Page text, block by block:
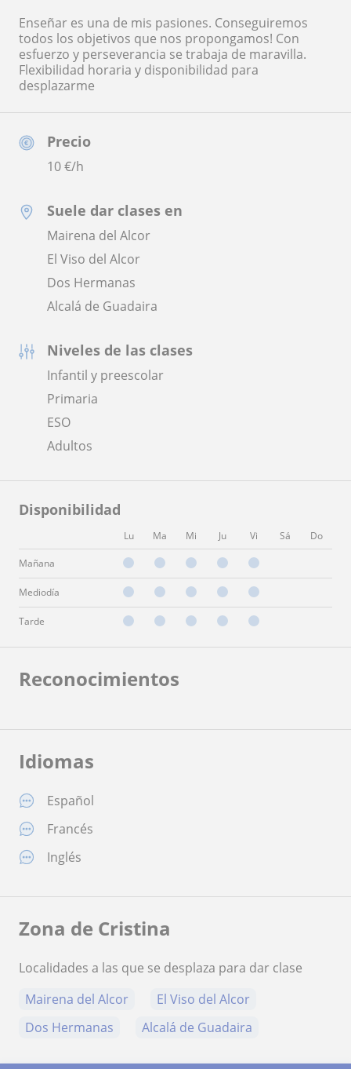
Precio
10€/h
Suele dar clases en
Mairena del Alcor
El Viso del Alcor
Dos Hermanas
Alcalá de Guadaira
Niveles de las clases
Infantil y preescolar
Primaria
ESO
Adultos
Disponibilidad
Lu Ma Mi Ju Vi Sá Do
Mañana
Mediodía
Tarde
Enseñar es una de mis pasiones. Conseguiremos
todos los objetivos que nos propongamos! Con
esfuerzo y perseverancia se trabaja de maravilla.
Flexibilidad horaria y disponibilidad para
desplazarme
Reconocimientos
Idiomas
Español
Francés
Inglés
Zona de Cristina
Localidades a las que se desplaza para dar clase
Mairena del Alcor
El Viso del Alcor
Dos Hermanas
Alcalá de Guadaira